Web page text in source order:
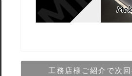
工務店様ご紹介で次回